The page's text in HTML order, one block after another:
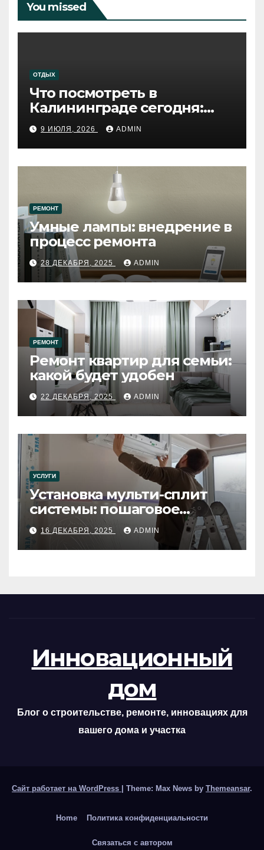
You missed
ОТДЫХ
Что посмотреть в
Калининграде сегодня:
путеводитель по самому
западному городу России
9 ИЮЛЯ, 2026 ADMIN
РЕМОНТ
Умные лампы: внедрение в
процесс ремонта
28 ДЕКАБРЯ, 2025 ADMIN
РЕМОНТ
Ремонт квартир для семьи:
какой будет удобен
22 ДЕКАБРЯ, 2025 ADMIN
УСЛУГИ
Установка мульти-сплит
системы: пошаговое
руководство
16 ДЕКАБРЯ, 2025 ADMIN
Инновационный
дом
Блог о строительстве, ремонте, инновациях для
вашего дома и участка
Сайт работает на WordPress Theme: Max News by Themeansar.
Home Политика конфиденциальности
Связаться с автором